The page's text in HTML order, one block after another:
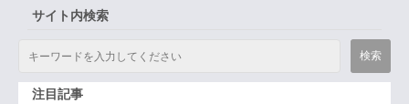
サイト内検索
注目記事